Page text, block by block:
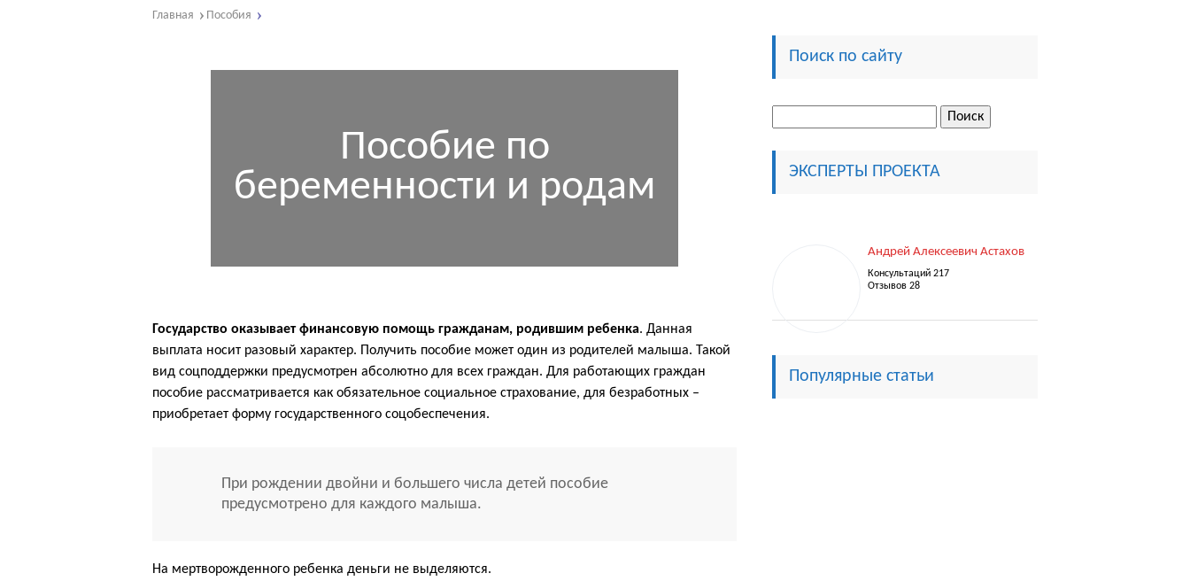
Главная Пособия
Пособие по
беременности и родам
Государство оказывает финансовую помощь гражданам, родившим ребенка. Данная
выплата носит разовый характер. Получить пособие может один из родителей малыша. Такой
вид соцподдержки предусмотрен абсолютно для всех граждан. Для работающих граждан
пособие рассматривается как обязательное социальное страхование, для безработных –
приобретает форму государственного соцобеспечения.
При рождении двойни и большего числа детей пособие
предусмотрено для каждого малыша.
На мертворожденного ребенка деньги не выделяются.
Поиск по сайту
ЭКСПЕРТЫ ПРОЕКТА
Андрей Алексеевич Астахов
Консультаций 217
Отзывов 28
Популярные статьи